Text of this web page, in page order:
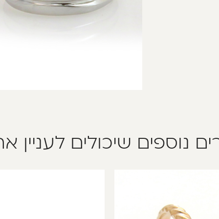
נוספים שיכולים לעניין